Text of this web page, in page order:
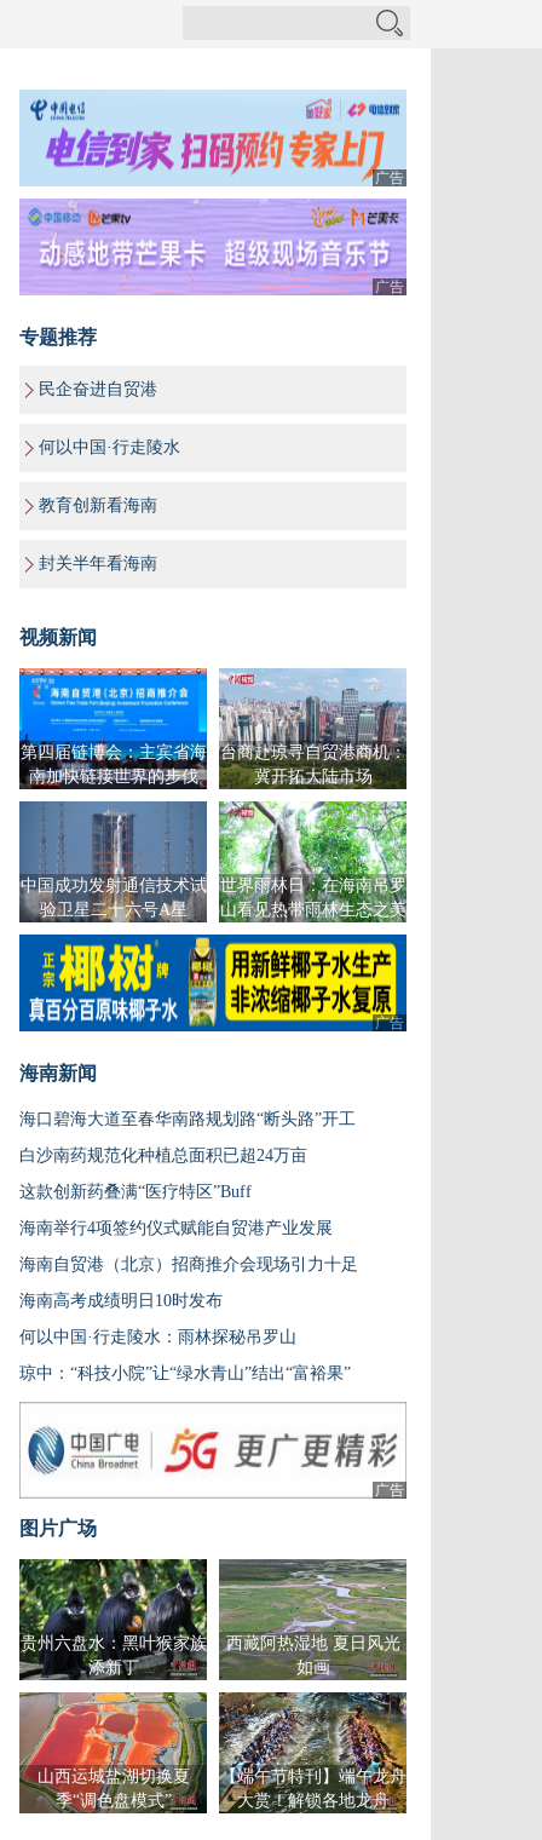
广告
广告
专题推荐
民企奋进自贸港
何以中国·行走陵水
教育创新看海南
封关半年看海南
视频新闻
第四届链博会：主宾省海
南加快链接世界的步伐
台商赴琼寻自贸港商机：
冀开拓大陆市场
中国成功发射通信技术试
验卫星二十六号A星
世界雨林日：在海南吊罗
山看见热带雨林生态之美
广告
海南新闻
海口碧海大道至春华南路规划路“断头路”开工
白沙南药规范化种植总面积已超24万亩
这款创新药叠满“医疗特区”Buff
海南举行4项签约仪式赋能自贸港产业发展
海南自贸港（北京）招商推介会现场引力十足
海南高考成绩明日10时发布
何以中国·行走陵水：雨林探秘吊罗山
琼中：“科技小院”让“绿水青山”结出“富裕果”
广告
图片广场
贵州六盘水：黑叶猴家族
添新丁
西藏阿热湿地 夏日风光
如画
山西运城盐湖切换夏
季“调色盘模式”
【端午节特刊】端午龙舟
大赏！解锁各地龙舟